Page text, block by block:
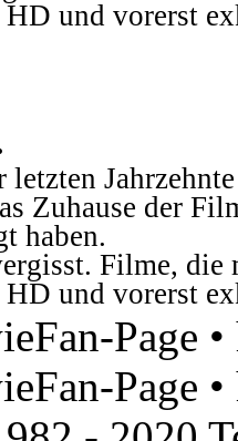
und vorerst
letzten
Zuhause der
haben.
Filme, die
und vorerst
Page
Page